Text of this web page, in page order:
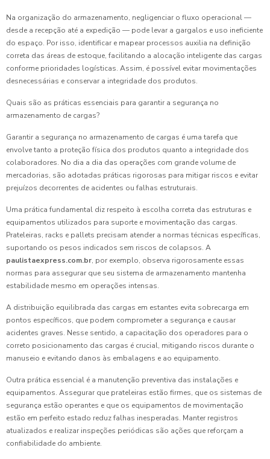
Na organização do armazenamento, negligenciar o fluxo operacional —
desde a recepção até a expedição — pode levar a gargalos e uso ineficiente
do espaço. Por isso, identificar e mapear processos auxilia na definição
correta das áreas de estoque, facilitando a alocação inteligente das cargas
conforme prioridades logísticas. Assim, é possível evitar movimentações
desnecessárias e conservar a integridade dos produtos.
Quais são as práticas essenciais para garantir a segurança no
armazenamento de cargas?
Garantir a segurança no armazenamento de cargas é uma tarefa que
envolve tanto a proteção física dos produtos quanto a integridade dos
colaboradores. No dia a dia das operações com grande volume de
mercadorias, são adotadas práticas rigorosas para mitigar riscos e evitar
prejuízos decorrentes de acidentes ou falhas estruturais.
Uma prática fundamental diz respeito à escolha correta das estruturas e
equipamentos utilizados para suporte e movimentação das cargas.
Prateleiras, racks e pallets precisam atender a normas técnicas específicas,
suportando os pesos indicados sem riscos de colapsos. A
paulistaexpress.com.br, por exemplo, observa rigorosamente essas
normas para assegurar que seu sistema de armazenamento mantenha
estabilidade mesmo em operações intensas.
A distribuição equilibrada das cargas em estantes evita sobrecarga em
pontos específicos, que podem comprometer a segurança e causar
acidentes graves. Nesse sentido, a capacitação dos operadores para o
correto posicionamento das cargas é crucial, mitigando riscos durante o
manuseio e evitando danos às embalagens e ao equipamento.
Outra prática essencial é a manutenção preventiva das instalações e
equipamentos. Assegurar que prateleiras estão firmes, que os sistemas de
segurança estão operantes e que os equipamentos de movimentação
estão em perfeito estado reduz falhas inesperadas. Manter registros
atualizados e realizar inspeções periódicas são ações que reforçam a
confiabilidade do ambiente.